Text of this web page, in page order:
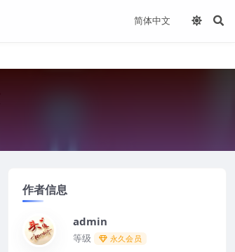
作者信息
admin
等级 永久会员